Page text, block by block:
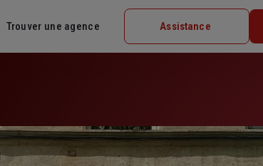
Trouver une agence Assistance